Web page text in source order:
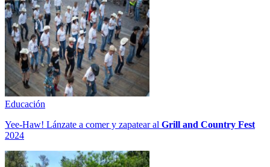
Educación
Yee-Haw! Lánzate a comer y zapatear al Grill and Country Fest
2024